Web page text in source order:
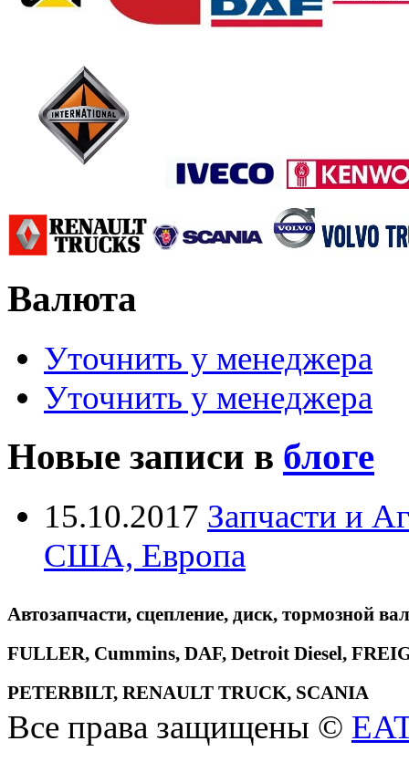
Валюта
Уточнить у менеджера
Уточнить у менеджера
Новые записи в блоге
15.10.2017 Запчасти и
США, Европа
Автозапчасти, сцепление, диск, тормозной
FULLER, Cummins, DAF, Detroit Diesel,
PETERBILT, RENAULT TRUCK, SCANIA
Все права защищены ©